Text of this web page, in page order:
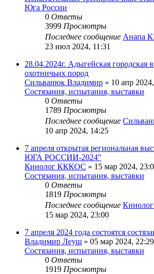
Юга России
0 Ответы
3999 Просмотры
Последнее сообщение Анапа
23 июл 2024, 11:31
28.04.2024г. Адыгейская городская
охотничьих пород
Сильванюк Владимир » 10 апр
Состязания, испытания, выставки
0 Ответы
1789 Просмотры
Последнее сообщение
10 апр 2024, 14:25
7 апреля открытая региональная
ЮГА РОССИИ-2024"
Кинолог КККОС » 15 мар 2024,
Состязания, испытания, выставки
0 Ответы
1819 Просмотры
Последнее сообщение
15 мар 2024, 23:00
7 апреля 2024 года состоятся
Владимир Леуш » 05 мар 2024,
Состязания, испытания, выставки
0 Ответы
1919 Просмотры